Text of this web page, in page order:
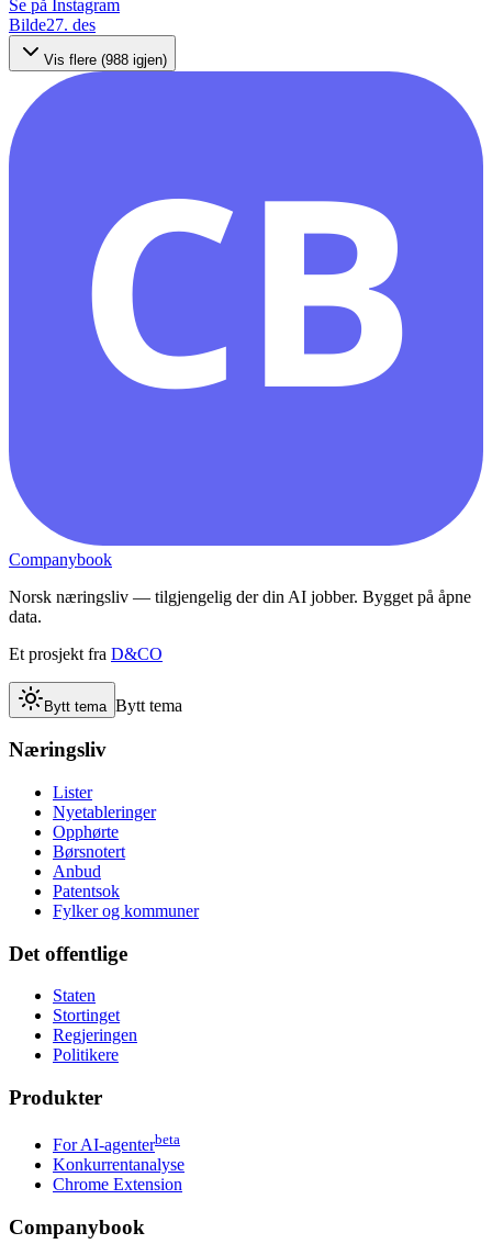
Se på Instagram
Bilde27. des
Vis flere (988 igjen)
CB
Companybook
Norsk næringsliv — tilgjengelig der din AI jobber. Bygget på åpne
data.
Et prosjekt fra D&CO
Bytt tema Bytt tema
Næringsliv
Lister
Nyetableringer
Opphørte
Børsnotert
Anbud
Patentsok
Fylker og kommuner
Det offentlige
Staten
Stortinget
Regjeringen
Politikere
Produkter
For AI-agenterbeta
Konkurrentanalyse
Chrome Extension
Companybook